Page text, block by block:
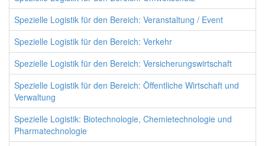
Spezielle Logistik für den Bereich: Veranstaltung / Event
Spezielle Logistik für den Bereich: Verkehr
Spezielle Logistik für den Bereich: Versicherungswirtschaft
Spezielle Logistik für den Bereich: Öffentliche Wirtschaft und
Verwaltung
Spezielle Logistik: Biotechnologie, Chemietechnologie und
Pharmatechnologie